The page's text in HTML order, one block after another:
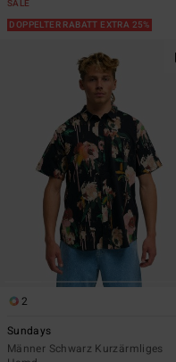
SALE
DOPPELTER RABATT EXTRA 25%
2
Sundays
Männer Schwarz Kurzärmliges